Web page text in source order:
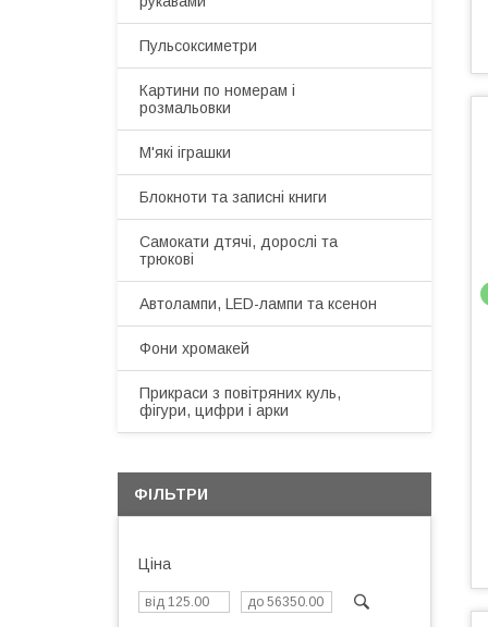
Пульсоксиметри
Картини по номерам і
розмальовки
М'які іграшки
Блокноти та записні книги
Самокати дтячі, дорослі та
трюкові
Автолампи, LED-лампи та ксенон
Фони хромакей
Прикраси з повітряних куль,
фігури, цифри і арки
ФІЛЬТРИ
Ціна